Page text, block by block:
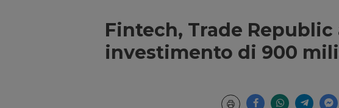
Fintech, Trade
investimento di 900